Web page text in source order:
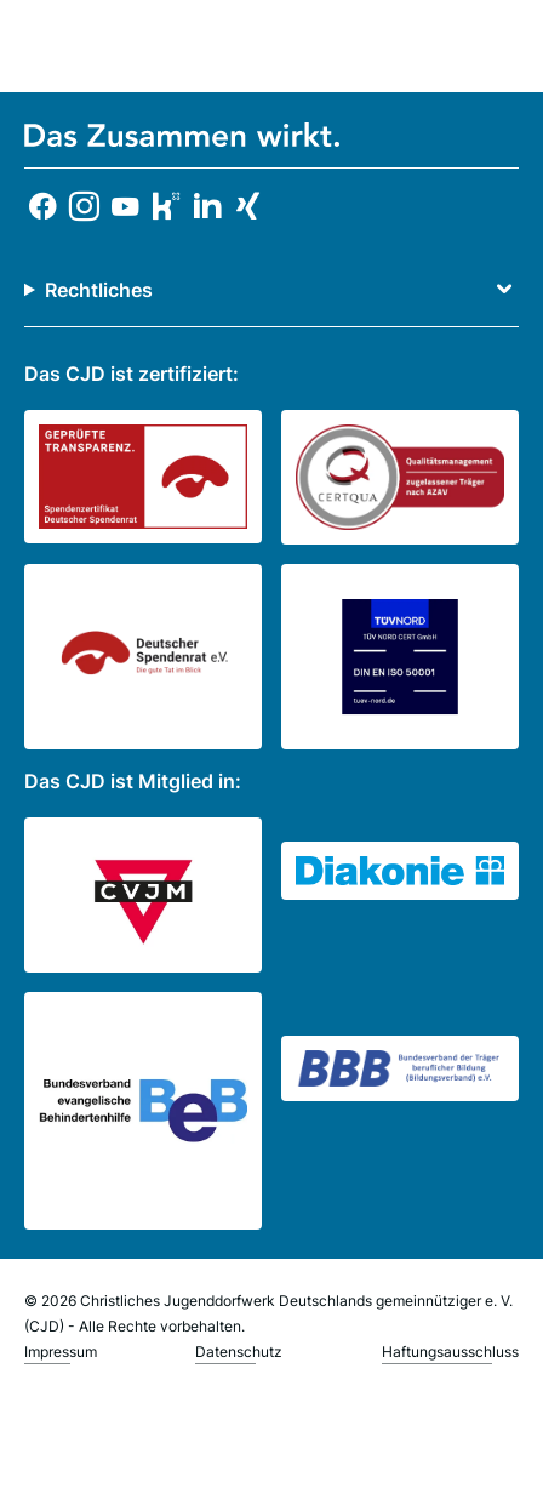
Rechtliches
Das CJD ist zertifiziert:
Das CJD ist Mitglied in:
© 2026 Christliches Jugenddorfwerk Deutschlands gemeinnütziger e. V.
(CJD) - Alle Rechte vorbehalten.
Impressum
Datenschutz Haftungsausschluss